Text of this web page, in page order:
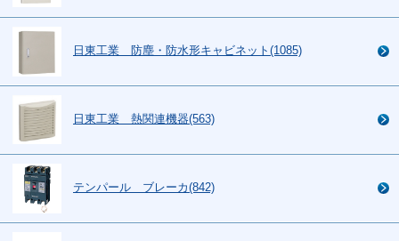
日東工業 防塵・防水形キャビネット(1085)
日東工業 熱関連機器(563)
テンパール ブレーカ(842)